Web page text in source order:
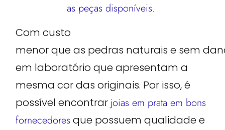
as peças disponíveis.
Com custo
menor que as pedras naturais e sem
em laboratório que apresentam a
mesma cor das originais. Por isso, é
possível encontrar joias em prata em bons
fornecedores que possuem qualidade e